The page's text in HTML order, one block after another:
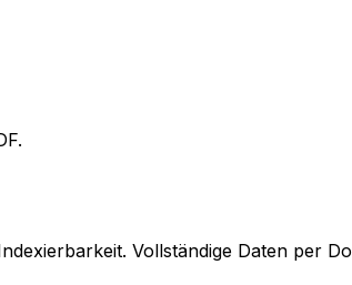
Vollständige Daten per